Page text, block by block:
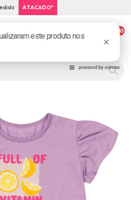
ATACADO*
LOJA DE ROUPA INFANTIL ONLINE.
00